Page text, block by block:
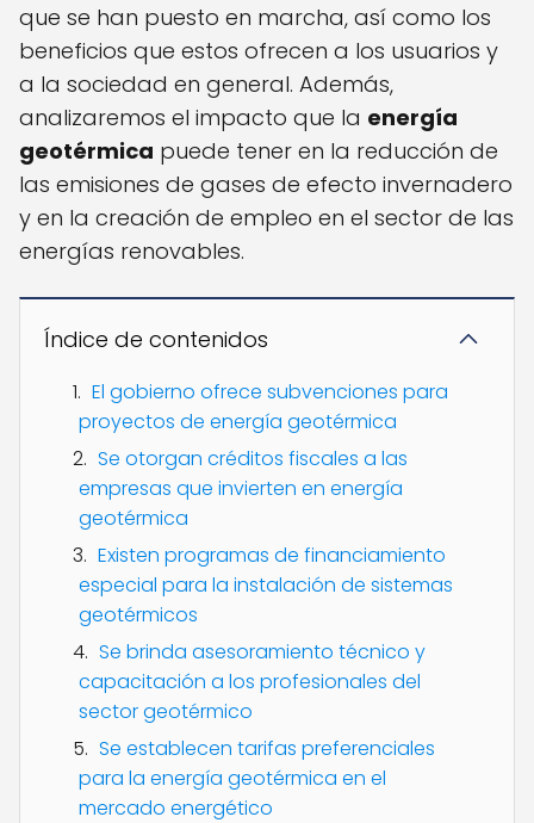
que se han puesto en marcha, así como los
beneficios que estos ofrecen a los usuarios y
a la sociedad en general. Además,
analizaremos el impacto que la energía
geotérmica puede tener en la reducción de
las emisiones de gases de efecto invernadero
y en la creación de empleo en el sector de las
energías renovables.
Índice de contenidos
El gobierno ofrece subvenciones para
proyectos de energía geotérmica
Se otorgan créditos fiscales a las
empresas que invierten en energía
geotérmica
Existen programas de financiamiento
especial para la instalación de sistemas
geotérmicos
Se brinda asesoramiento técnico y
capacitación a los profesionales del
sector geotérmico
Se establecen tarifas preferenciales
para la energía geotérmica en el
mercado energético